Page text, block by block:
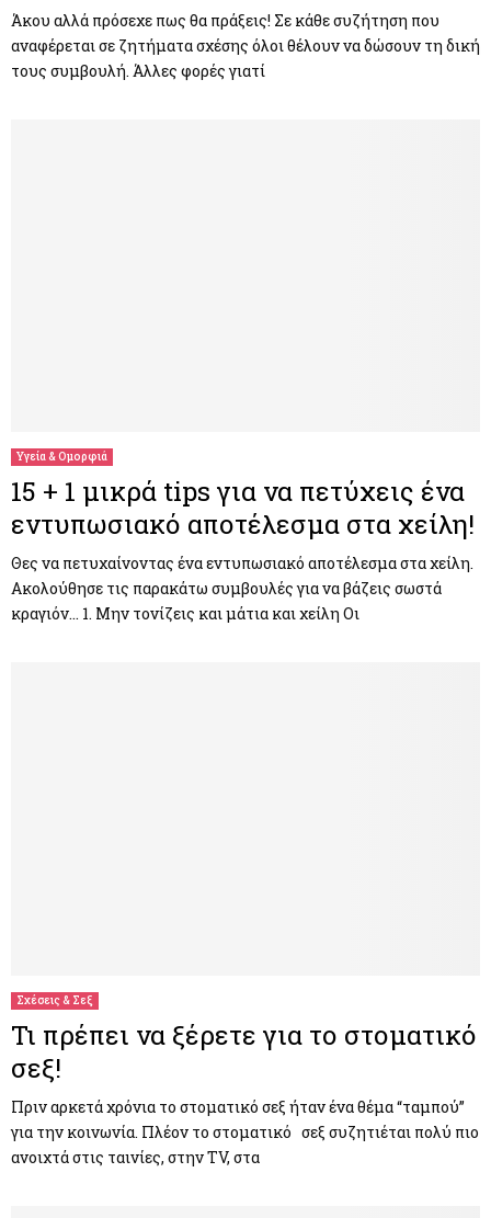
Άκου αλλά πρόσεχε πως θα πράξεις! Σε κάθε συζήτηση που
αναφέρεται σε ζητήματα σχέσης όλοι θέλουν να δώσουν τη δική
τους συμβουλή. Άλλες φορές γιατί
Υγεία & Ομορφιά
15 + 1 μικρά tips για να πετύχεις ένα
εντυπωσιακό αποτέλεσμα στα χείλη!
Θες να πετυχαίνοντας ένα εντυπωσιακό αποτέλεσμα στα χείλη.
Ακολούθησε τις παρακάτω συμβουλές για να βάζεις σωστά
κραγιόν… 1. Μην τονίζεις και μάτια και χείλη Οι
Σχέσεις & Σεξ
Τι πρέπει να ξέρετε για το στοματικό
σεξ!
Πριν αρκετά χρόνια το στοματικό σεξ ήταν ένα θέμα “ταμπού”
για την κοινωνία. Πλέον το στοματικό σεξ συζητιέται πολύ πιο
ανοιχτά στις ταινίες, στην TV, στα